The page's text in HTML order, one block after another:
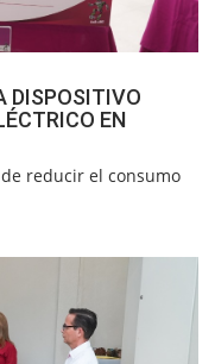
DISPOSITIVO
EN
reducir el consumo